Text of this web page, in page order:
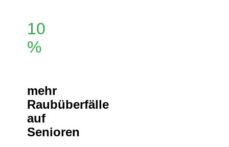
10
%
mehr
Raubüberfälle
auf
Senioren